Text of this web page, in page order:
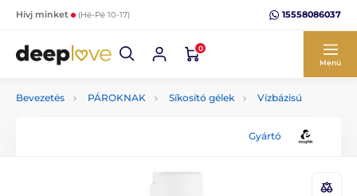
Hívj minket (Hé-Pé 10-17) 15558086037
0
Menü
Bevezetés PÁROKNAK Síkosító gélek Vízbázisú
Gyártó